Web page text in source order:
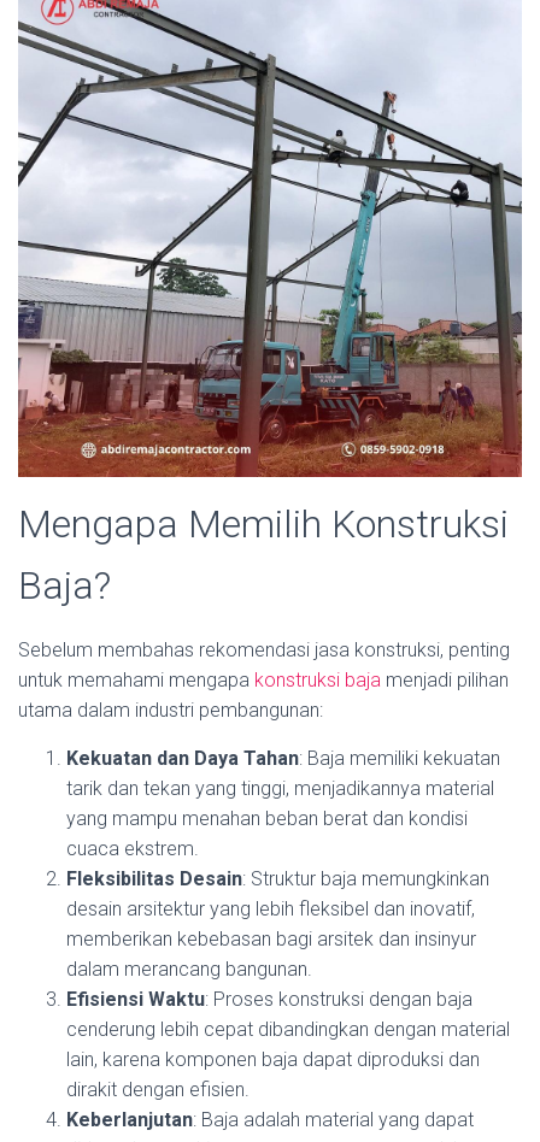
Mengapa Memilih Konstruksi
Baja?
Sebelum membahas rekomendasi jasa konstruksi, penting
untuk memahami mengapa konstruksi baja menjadi pilihan
utama dalam industri pembangunan:
Kekuatan dan Daya Tahan: Baja memiliki kekuatan
tarik dan tekan yang tinggi, menjadikannya material
yang mampu menahan beban berat dan kondisi
cuaca ekstrem.
Fleksibilitas Desain: Struktur baja memungkinkan
desain arsitektur yang lebih fleksibel dan inovatif,
memberikan kebebasan bagi arsitek dan insinyur
dalam merancang bangunan.
Efisiensi Waktu: Proses konstruksi dengan baja
cenderung lebih cepat dibandingkan dengan material
lain, karena komponen baja dapat diproduksi dan
dirakit dengan efisien.
Keberlanjutan: Baja adalah material yang dapat